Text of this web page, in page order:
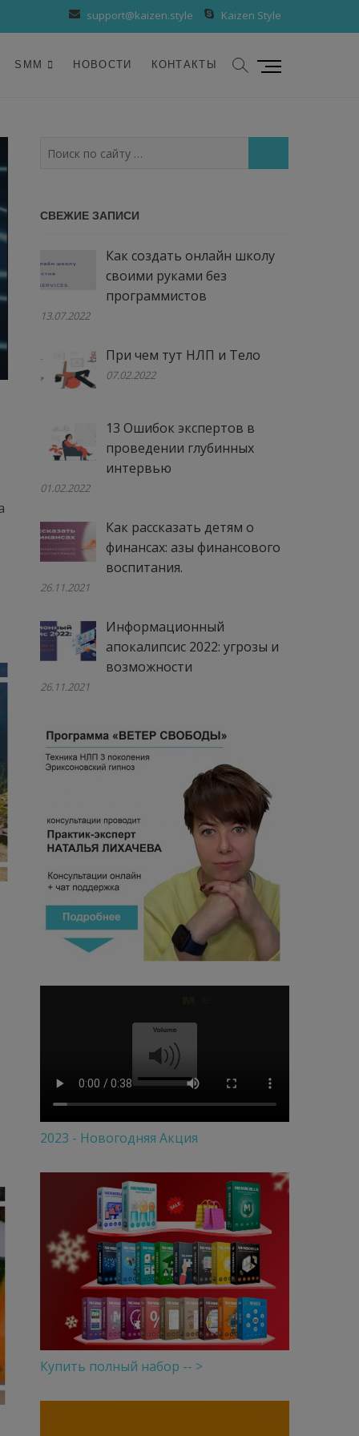
support@kaizen.style Kaizen Style
SMM НОВОСТИ КОНТАКТЫ
К
по
СВЕЖИЕ ЗАПИСИ
Как создать онлайн школу
своими руками без
программистов
13.07.2022
При чем тут НЛП и Тело
07.02.2022
13 Ошибок экспертов в
проведении глубинных
интервью
01.02.2022
Как рассказать детям о
финансах: азы финансового
воспитания.
26.11.2021
Информационный
апокалипсис 2022: угрозы и
возможности
26.11.2021
2023 - Новогодняя Акция
Купить полный набор -- >